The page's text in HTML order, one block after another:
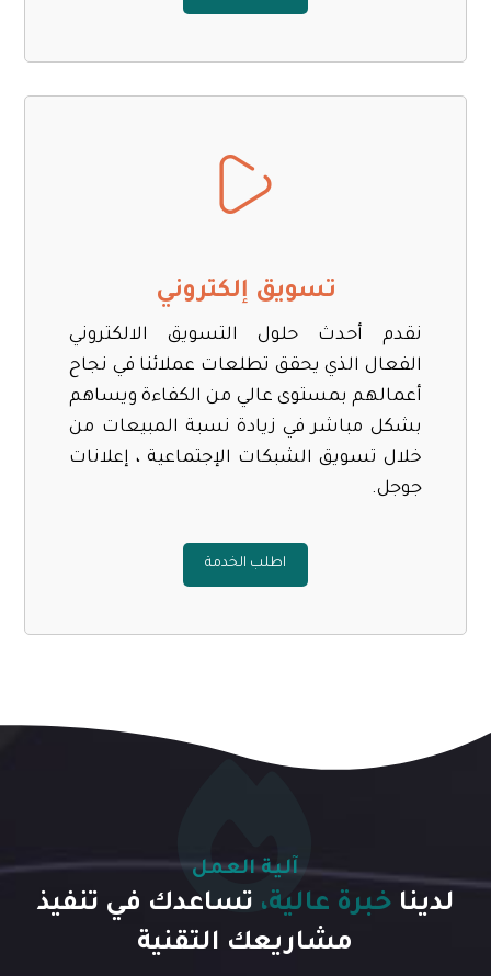
تسويق إلكتروني
نقدم أحدث حلول التسويق الالكتروني
الفعال الذي يحقق تطلعات عملائنا في نجاح
أعمالهم بمستوى عالي من الكفاءة ويساهم
بشكل مباشر في زيادة نسبة المبيعات من
خلال تسويق الشبكات الإجتماعية ، إعلانات
جوجل.
اطلب الخدمة
آلية العمل
لدينا خبرة عالية، تساعدك في تنفيذ
مشاريعك التقنية